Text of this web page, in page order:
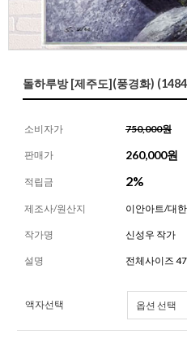
돌하루방 [제주도](풍경화)
소비자가 750,000원
판매가 260,000원
적립금 2%
제조사/원산지 이안아트/대
작가명 신성우 작가
설명 전체사이즈
액자선택